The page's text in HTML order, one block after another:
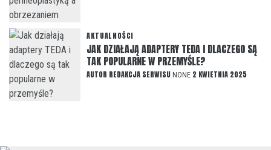
AKTUALNOŚCI
JAK DZIAŁAJĄ ADAPTERY TEDA I DLACZEGO SĄ
TAK POPULARNE W PRZEMYŚLE?
AUTOR REDAKCJA SERWISU NONE 2 KWIETNIA 2025